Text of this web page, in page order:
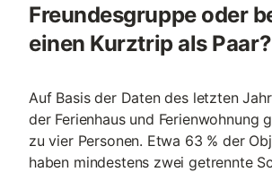
Freundesgruppe oder
einen Kurztrip als Paar?
Auf Basis der Daten des letzten
der Ferienhaus und Ferienwohnung
zu vier Personen. Etwa 63 % der
haben mindestens zwei getrennte